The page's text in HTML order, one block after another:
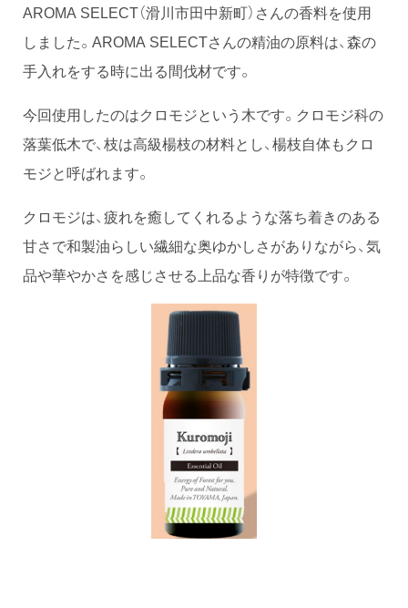
AROMA SELECT（滑川市田中新町）さんの香料を使用
しました。AROMA SELECTさんの精油の原料は、森の
手入れをする時に出る間伐材です。
今回使用したのはクロモジという木です。クロモジ科の
落葉低木で、枝は高級楊枝の材料とし、楊枝自体もクロ
モジと呼ばれます。
クロモジは、疲れを癒してくれるような落ち着きのある
甘さで和製油らしい繊細な奥ゆかしさがありながら、気
品や華やかさを感じさせる上品な香りが特徴です。